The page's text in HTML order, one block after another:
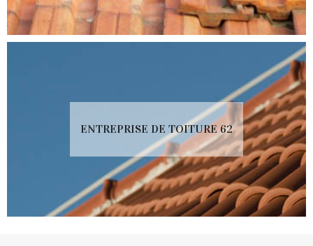
ENTREPRISE DE TOITURE 62